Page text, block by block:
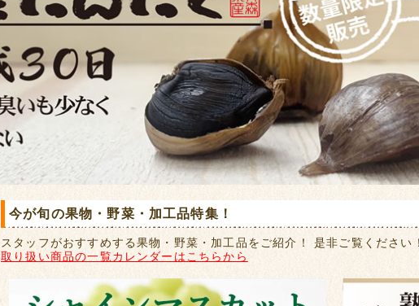
今が旬の果物・野菜・加工品特集！
スタッフがおすすめする果物・野菜・加工品をご紹介！ 是非ご覧ください
取り扱い商品の一覧カレンダーはこちらから